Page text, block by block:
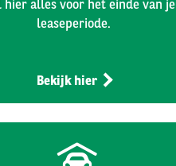
hier alles voor het einde van je
leaseperiode.
Bekijk hier